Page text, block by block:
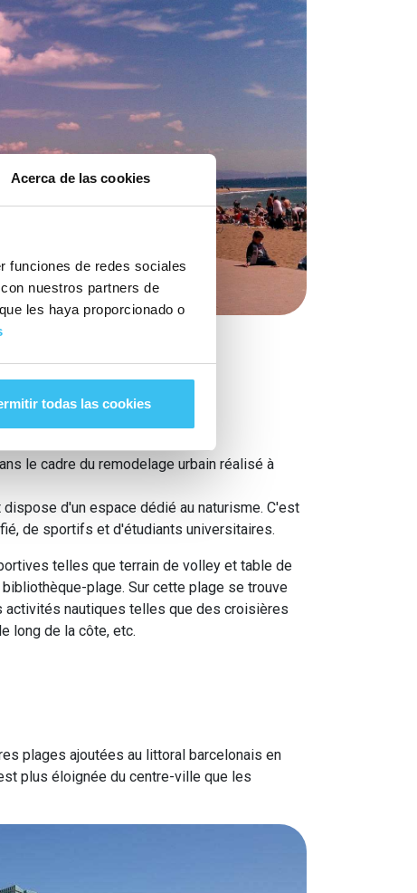
Acerca de las cookies
funciones de redes sociales
nuestros partners de
les haya proporcionado o
todas las cookies
le cadre du remodelage urbain réalisé à
d'un espace dédié au naturisme. C'est
de sportifs et d'étudiants universitaires.
telles que terrain de volley et table de
plage. Sur cette plage se trouve
activités nautiques telles que des croisières
long de la côte, etc.
plages ajoutées au littoral barcelonais en
plus éloignée du centre-ville que les